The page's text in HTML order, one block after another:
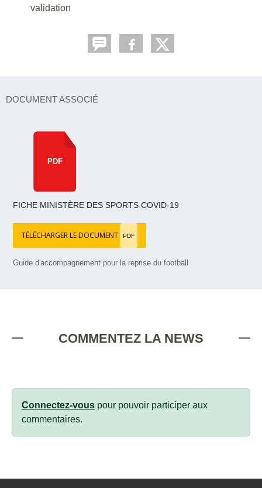
validation
DOCUMENT ASSOCIÉ
PDF
FICHE MINISTÈRE DES SPORTS COVID-19
TÉLÉCHARGER LE DOCUMENT PDF
Guide d'accompagnement pour la reprise du football
COMMENTEZ LA NEWS
Connectez-vous pour pouvoir participer aux
commentaires.